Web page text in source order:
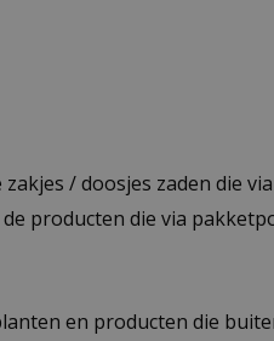
/ doosjes zaden die
producten die via
en producten die